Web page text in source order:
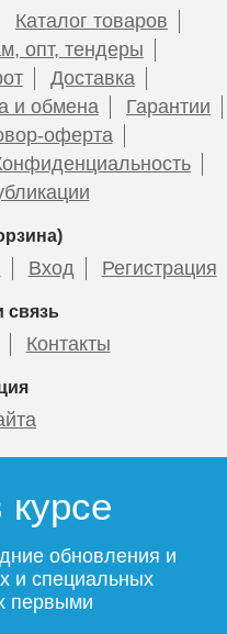
Каталог товаров
опт, тендеры
Доставка
и обмена
Гарантии
оферта
Вход Регистрация
связь
Контакты
курсе
обновления и
и специальных
первыми